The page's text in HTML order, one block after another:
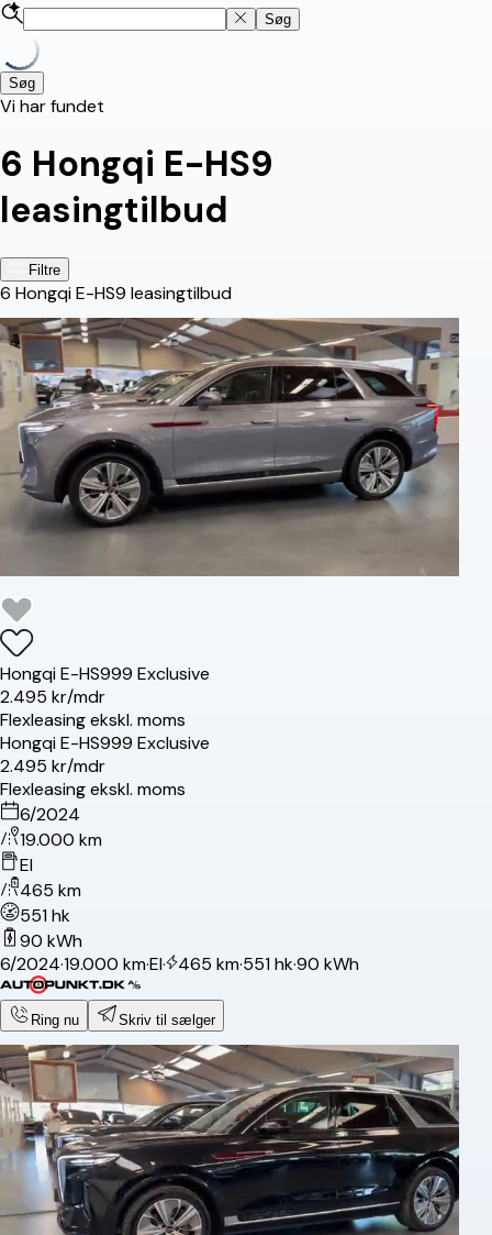
Søg
Søg
Vi har fundet
6 Hongqi E-HS9
leasingtilbud
Filtre
6 Hongqi E-HS9 leasingtilbud
HongqiE-HS999 Exclusive
2.495 kr/mdr
Flexleasing ekskl. moms
HongqiE-HS999 Exclusive
2.495 kr/mdr
Flexleasing ekskl. moms
6/2024
19.000 km
El
465 km
551 hk
90 kWh
6/2024·19.000 km·El· 465 km·551 hk·90 kWh
Ring nu Skriv til sælger